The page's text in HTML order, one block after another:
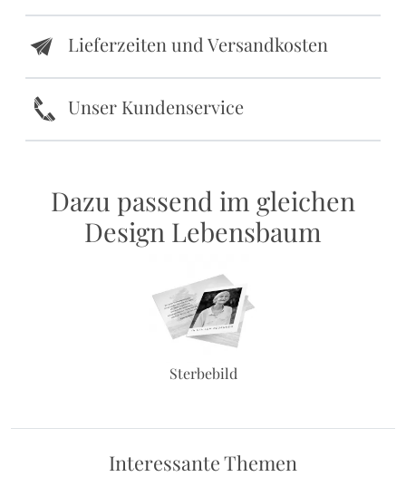
e Lieferzeiten und Versandkosten
k Unser Kundenservice
Dazu passend im gleichen
Design Lebensbaum
Sterbebild
Interessante Themen